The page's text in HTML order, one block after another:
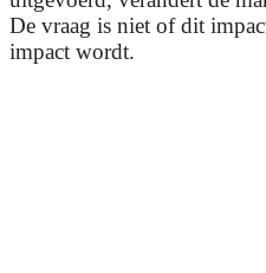
De vraag is niet of dit
impact wordt.